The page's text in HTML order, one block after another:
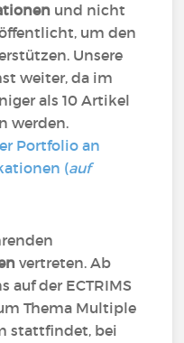
und nicht
um den
Unsere
weiter, da im
als 10 Artikel
werden.
Portfolio an
(auf
vertreten. Ab
auf der ECTRIMS
Thema Multiple
stattfindet, bei